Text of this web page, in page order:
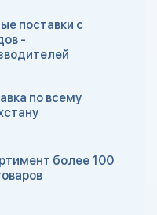
поставки с
-
по всему
более 100